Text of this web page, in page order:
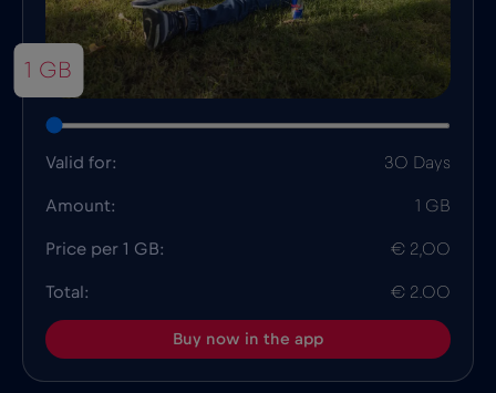
1 GB
Valid for: 30 Days
Amount: 1 GB
Price per 1 GB: € 2,00
Total: € 2.00
Buy now in the app